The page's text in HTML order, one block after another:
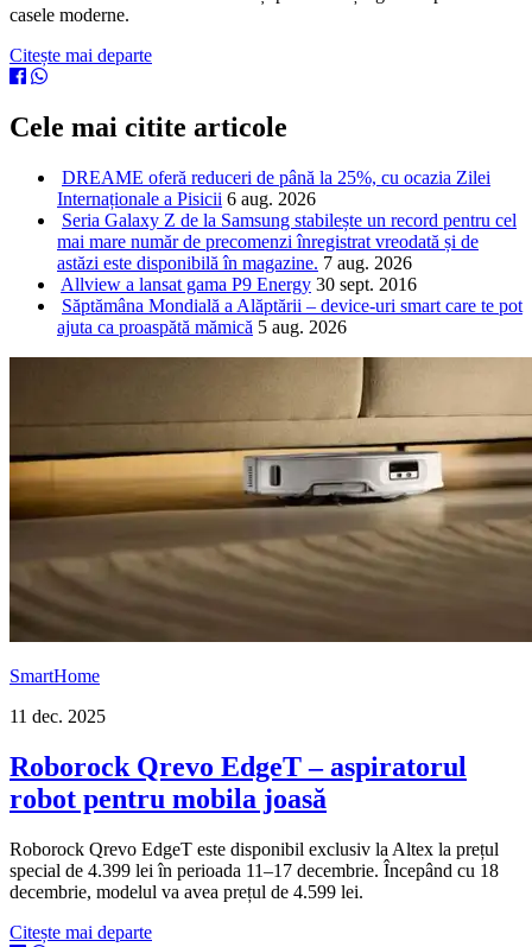
casele moderne.
Citește mai departe
Cele mai citite articole
DREAME oferă reduceri de până la 25%, cu ocazia Zilei
Internaționale a Pisicii 6 aug. 2026
Seria Galaxy Z de la Samsung stabilește un record pentru cel
mai mare număr de precomenzi înregistrat vreodată și de
astăzi este disponibilă în magazine. 7 aug. 2026
Allview a lansat gama P9 Energy 30 sept. 2016
Săptămâna Mondială a Alăptării – device-uri smart care te pot
ajuta ca proaspătă mămică 5 aug. 2026
SmartHome
11 dec. 2025
Roborock Qrevo EdgeT – aspiratorul
robot pentru mobila joasă
Roborock Qrevo EdgeT este disponibil exclusiv la Altex la prețul
special de 4.399 lei în perioada 11–17 decembrie. Începând cu 18
decembrie, modelul va avea prețul de 4.599 lei.
Citește mai departe